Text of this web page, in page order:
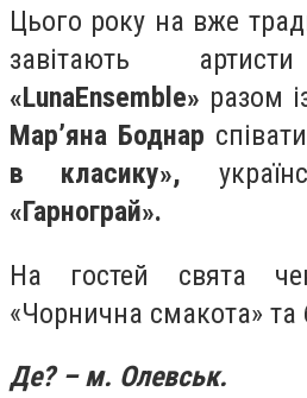
Цього року на вже
завітають
«LunaEnsemble» разом
Мар’яна Боднар
в класику»,
«Гарнограй».
На гостей свята
«Чорнична смакота» та
Де? – м. Олевськ.